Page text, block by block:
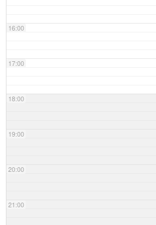
16:00
17:00
18:00
19:00
20:00
21:00